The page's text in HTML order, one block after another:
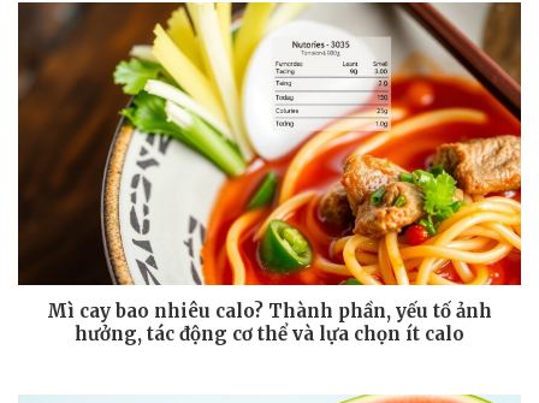
Mì cay bao nhiêu calo? Thành phần, yếu tố ảnh
hưởng, tác động cơ thể và lựa chọn ít calo